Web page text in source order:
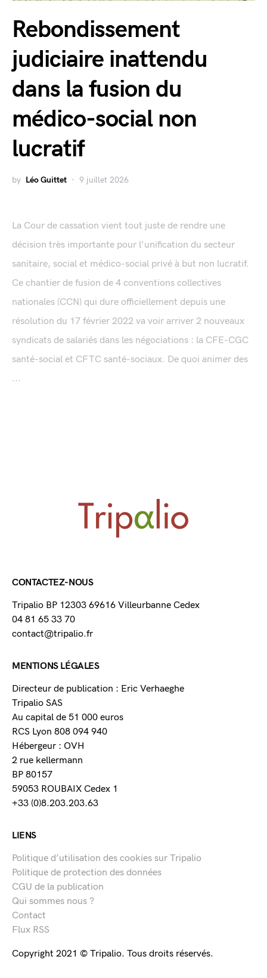
Rebondissement
judiciaire inattendu
dans la fusion du
médico-social non
lucratif
by Léo Guittet 9 juillet 2026
La Cour de cassation vient tout juste de rendre une
décision très importante pour l'unification du secteur
sanitaire, social et médico-social privé à but non lucratif.
Ce chantier de fusion de 4 conventions collectives
nationales (CCN) qui dure officiellement depuis une
résolution du 17 février 2022 va voir arriver 2 nouveaux
syndicats de salariés dans les négociations : la CFE-CGC
santé-social et CFTC santé-sociaux. De quoi animer des
...
CONTACTEZ-NOUS
Tripalio BP 12303 69616 Villeurbanne Cedex
04 81 65 33 70
contact@tripalio.fr
MENTIONS LÉGALES
Directeur de publication : Eric Verhaeghe
Tripalio SAS
Au capital de 51 000 euros
RCS Lyon 808 094 940
Hébergeur : OVH
2 rue kellermann
BP 80157
59053 ROUBAIX Cedex 1
+33 (0)8.203.203.63
LIENS
Politique d’utilisation des cookies sur Tripalio
Politique de protection des données
CGU de la publication
Qui sommes nous ?
Contact
Flux RSS
Copyright 2021 © Tripalio. Tous droits réservés.